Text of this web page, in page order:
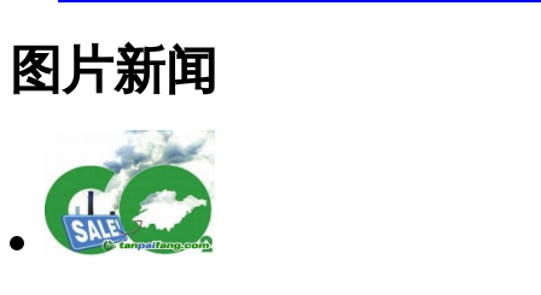
图片新闻